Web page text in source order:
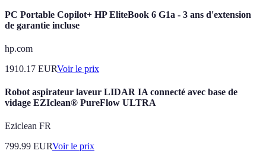
PC Portable Copilot+ HP EliteBook 6 G1a - 3 ans d'extension
de garantie incluse
hp.com
1910.17 EURVoir le prix
Robot aspirateur laveur LIDAR IA connecté avec base de
vidage EZIclean® PureFlow ULTRA
Eziclean FR
799.99 EURVoir le prix